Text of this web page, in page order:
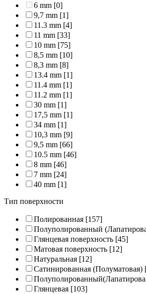
6 mm [0]
9,7 mm [1]
11.3 mm [4]
11 mm [33]
10 mm [75]
8,5 mm [10]
8,3 mm [8]
13.4 mm [1]
11.4 mm [1]
11.2 mm [1]
30 mm [1]
17,5 mm [1]
34 mm [1]
10,3 mm [9]
9,5 mm [66]
10.5 mm [46]
8 mm [46]
7 mm [24]
40 mm [1]
Тип поверхности
Полированная [157]
Полуполированный
Глянцевая поверхность [45]
Матовая поверхность [12]
Натуральная [12]
Сатинированная (Полуматовая)
Глянцевая [103]